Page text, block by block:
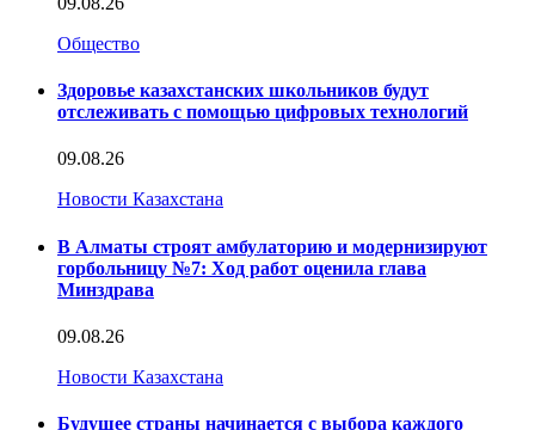
Общество
Здоровье казахстанских школьников будут
отслеживать с помощью цифровых технологий
09.08.26
Новости Казахстана
В Алматы строят амбулаторию и модернизируют
горбольницу №7: Ход работ оценила глава
Минздрава
09.08.26
Новости Казахстана
Будущее страны начинается с выбора каждого